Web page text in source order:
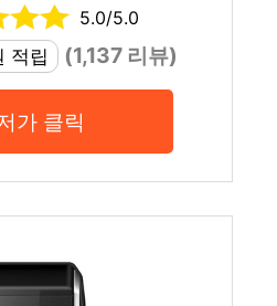
5.0/5.0
적립
(1,137 리뷰)
가 클릭